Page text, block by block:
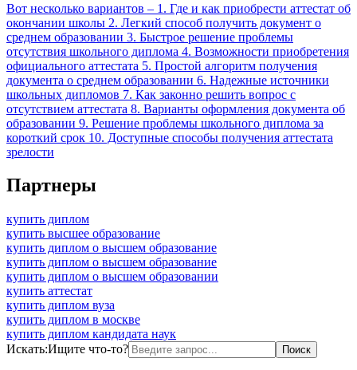
Вот несколько вариантов – 1. Где и как приобрести аттестат об
окончании школы 2. Легкий способ получить документ о
среднем образовании 3. Быстрое решение проблемы
отсутствия школьного диплома 4. Возможности приобретения
официального аттестата 5. Простой алгоритм получения
документа о среднем образовании 6. Надежные источники
школьных дипломов 7. Как законно решить вопрос с
отсутствием аттестата 8. Варианты оформления документа об
образовании 9. Решение проблемы школьного диплома за
короткий срок 10. Доступные способы получения аттестата
зрелости
Партнеры
купить диплом
купить высшее образование
купить диплом о высшем образование
купить диплом о высшем образование
купить диплом о высшем образовании
купить аттестат
купить диплом вуза
купить диплом в москве
купить диплом кандидата наук
Искать:Ищите что-то?